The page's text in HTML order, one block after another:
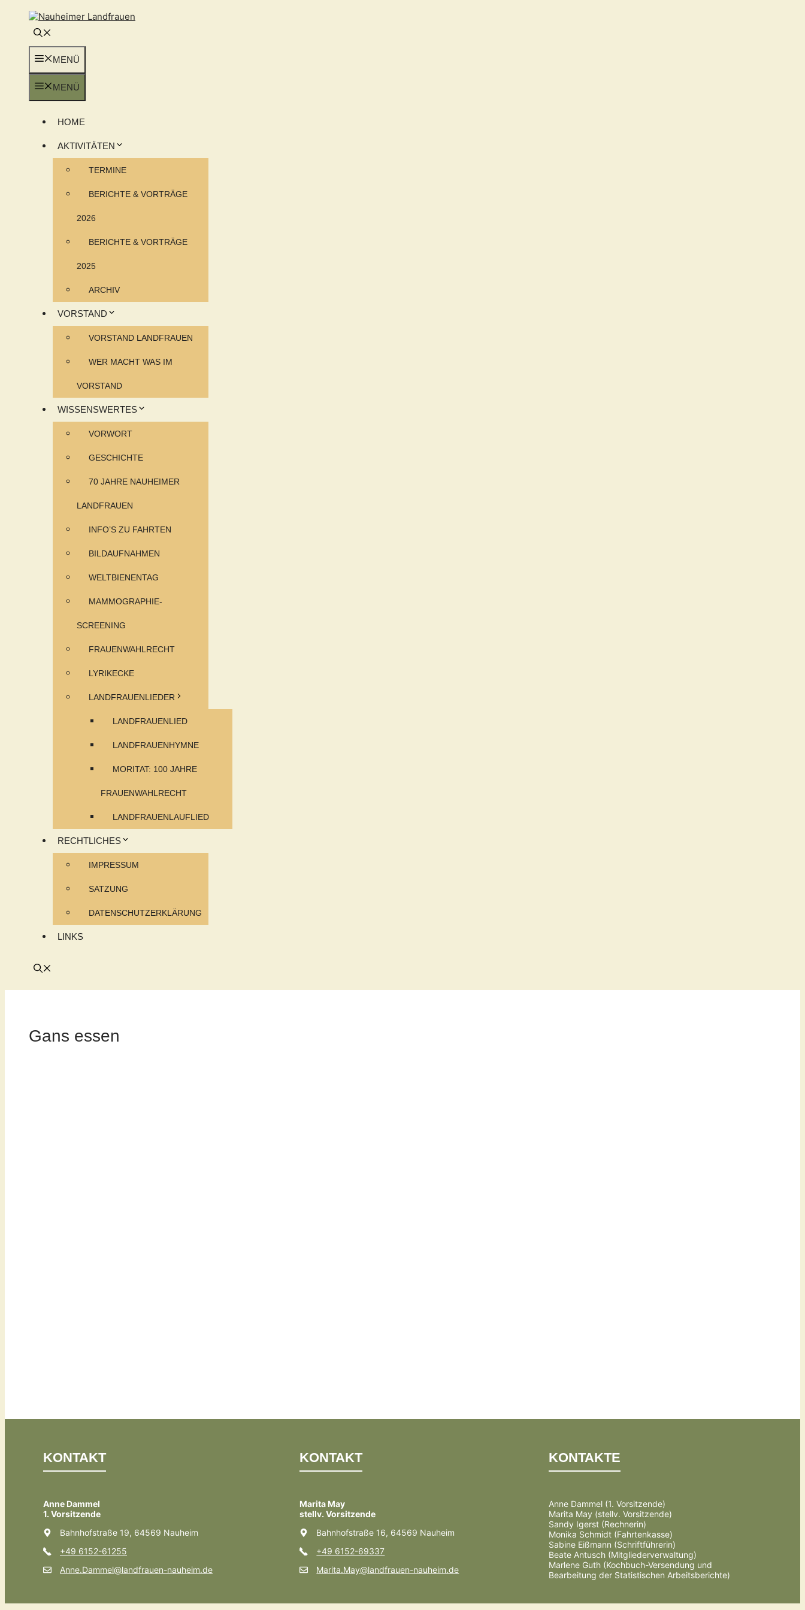
springen
MENÜ
MENÜ
HOME
AKTIVITÄTEN
TERMINE
BERICHTE & VORTRÄGE
2026
BERICHTE & VORTRÄGE
2025
ARCHIV
VORSTAND
VORSTAND LANDFRAUEN
WER MACHT WAS IM
VORSTAND
WISSENSWERTES
VORWORT
GESCHICHTE
70 JAHRE NAUHEIMER
LANDFRAUEN
INFO’S ZU FAHRTEN
BILDAUFNAHMEN
WELTBIENENTAG
MAMMOGRAPHIE-
SCREENING
FRAUENWAHLRECHT
LYRIKECKE
LANDFRAUENLIEDER
LANDFRAUENLIED
LANDFRAUENHYMNE
MORITAT: 100 JAHRE
FRAUENWAHLRECHT
LANDFRAUENLAUFLIED
RECHTLICHES
IMPRESSUM
SATZUNG
DATENSCHUTZERKLÄRUNG
LINKS
Gans essen
KONTAKT
Anne Dammel
1. Vorsitzende
Bahnhofstraße 19, 64569 Nauheim
+49 6152-61255
Anne.Dammel@landfrauen-nauheim.de
KONTAKT
Marita May
stellv. Vorsitzende
Bahnhofstraße 16, 64569 Nauheim
+49 6152-69337
Marita.May@landfrauen-nauheim.de
KONTAKTE
Anne Dammel (1. Vorsitzende)
Marita May (stellv. Vorsitzende)
Sandy Igerst (Rechnerin)
Monika Schmidt (Fahrtenkasse)
Sabine Eißmann (Schriftführerin)
Beate Antusch (Mitgliederverwaltung)
Marlene Guth (Kochbuch-Versendung und
Bearbeitung der Statistischen Arbeitsberichte)